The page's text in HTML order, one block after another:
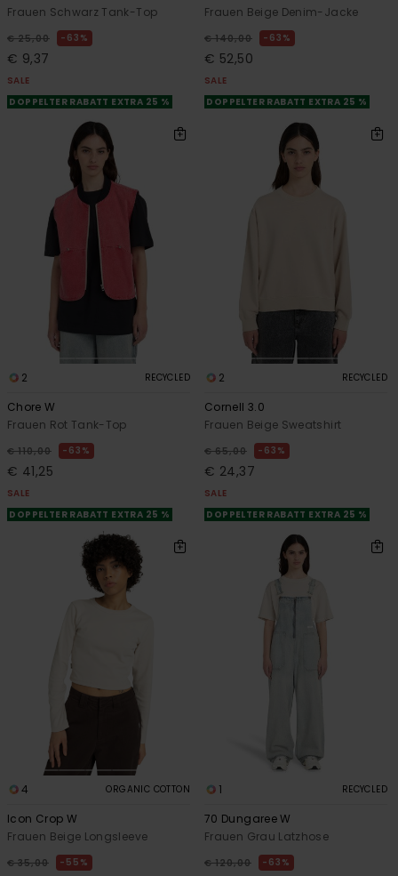
Frauen Schwarz Tank-Top
€ 25,00 63%
€ 9,37
SALE
DOPPELTER RABATT EXTRA 25 %
Frauen Beige Denim-Jacke
€ 140,00 63%
€ 52,50
SALE
DOPPELTER RABATT EXTRA 25 %
2 RECYCLED
Chore W
Frauen Rot Tank-Top
€ 110,00 63%
€ 41,25
SALE
DOPPELTER RABATT EXTRA 25 %
2 RECYCLED
Cornell 3.0
Frauen Beige Sweatshirt
€ 65,00 63%
€ 24,37
SALE
DOPPELTER RABATT EXTRA 25 %
4 ORGANIC COTTON
Icon Crop W
Frauen Beige Longsleeve
€ 35,00 55%
1 RECYCLED
70 Dungaree W
Frauen Grau Latzhose
€ 120,00 63%